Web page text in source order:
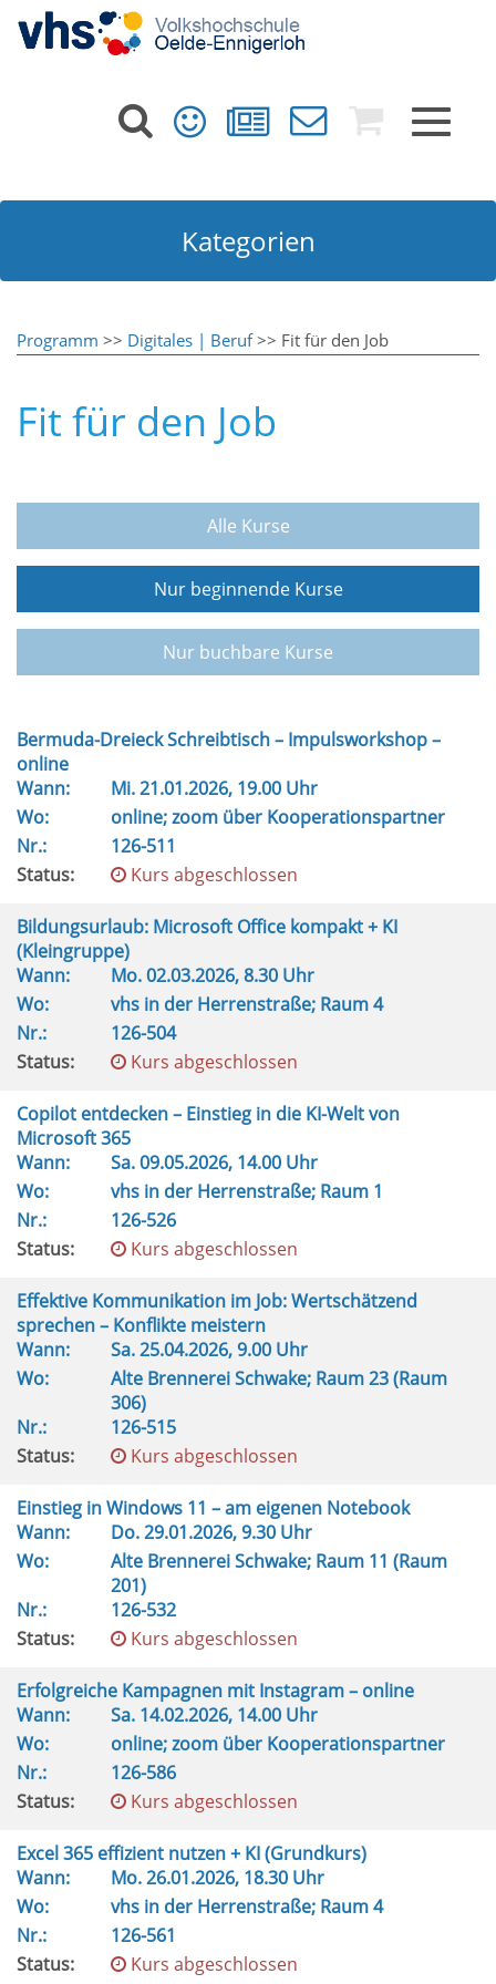
Toggle
Kategorien
Programm >> Digitales | Beruf>> Fit für den Job
Fit für den Job
Alle Kurse
Nur beginnende Kurse
Nur buchbare Kurse
Bermuda-Dreieck Schreibtisch – Impulsworkshop –
online
Wann:
Mi.21.01.2026, 19.00 Uhr
Wo:
online; zoom über Kooperationspartner
Nr.:
126-511
Status:
Kurs abgeschlossen
Bildungsurlaub: Microsoft Office kompakt + KI
(Kleingruppe)
Wann:
Mo.02.03.2026, 8.30 Uhr
Wo:
vhs in der Herrenstraße; Raum 4
Nr.:
126-504
Status:
Kurs abgeschlossen
Copilot entdecken – Einstieg in die KI-Welt von
Microsoft 365
Wann:
Sa.09.05.2026, 14.00 Uhr
Wo:
vhs in der Herrenstraße; Raum 1
Nr.:
126-526
Status:
Kurs abgeschlossen
Effektive Kommunikation im Job: Wertschätzend
sprechen – Konflikte meistern
Wann:
Sa.25.04.2026, 9.00 Uhr
Wo:
Alte Brennerei Schwake; Raum 23 (Raum
306)
Nr.:
126-515
Status:
Kurs abgeschlossen
Einstieg in Windows 11 – am eigenen Notebook
Wann:
Do.29.01.2026, 9.30 Uhr
Wo:
Alte Brennerei Schwake; Raum 11 (Raum
201)
Nr.:
126-532
Status:
Kurs abgeschlossen
Erfolgreiche Kampagnen mit Instagram – online
Wann:
Sa. 14.02.2026, 14.00 Uhr
Wo:
online; zoom über Kooperationspartner
Nr.:
126-586
Status:
Kurs abgeschlossen
Excel 365 effizient nutzen + KI (Grundkurs)
Wann:
Mo.26.01.2026, 18.30 Uhr
Wo:
vhs in der Herrenstraße; Raum 4
Nr.:
126-561
Status:
Kurs abgeschlossen